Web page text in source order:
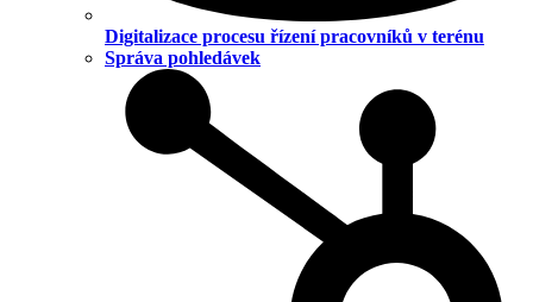
Digitalizace procesu řízení pracovníků v terénu
Správa pohledávek